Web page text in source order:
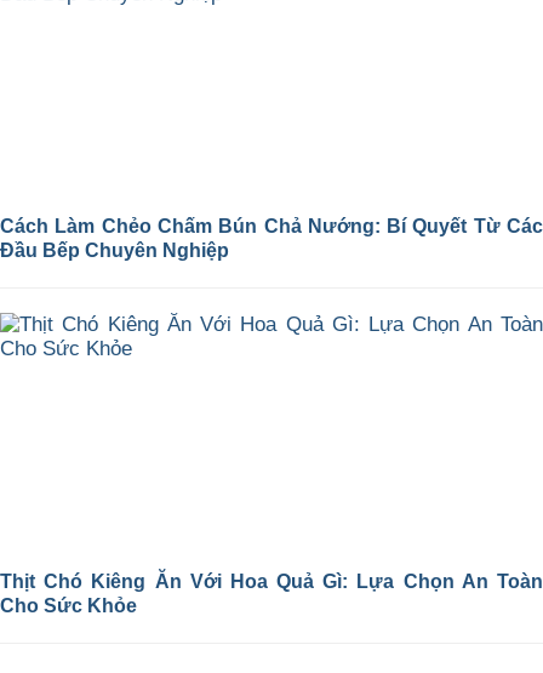
Cách Làm Chẻo Chấm Bún Chả Nướng: Bí Quyết Từ Các
Đầu Bếp Chuyên Nghiệp
Thịt Chó Kiêng Ăn Với Hoa Quả Gì: Lựa Chọn An Toàn
Cho Sức Khỏe